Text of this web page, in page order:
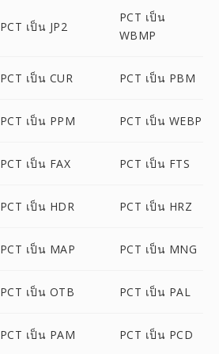
PCT เป็น JP2
PCT เป็น
WBMP
PCT เป็น CUR PCT เป็น PBM
PCT เป็น PPM PCT เป็น WEBP
PCT เป็น FAX PCT เป็น FTS
PCT เป็น HDR PCT เป็น HRZ
PCT เป็น MAP PCT เป็น MNG
PCT เป็น OTB PCT เป็น PAL
PCT เป็น PAM PCT เป็น PCD